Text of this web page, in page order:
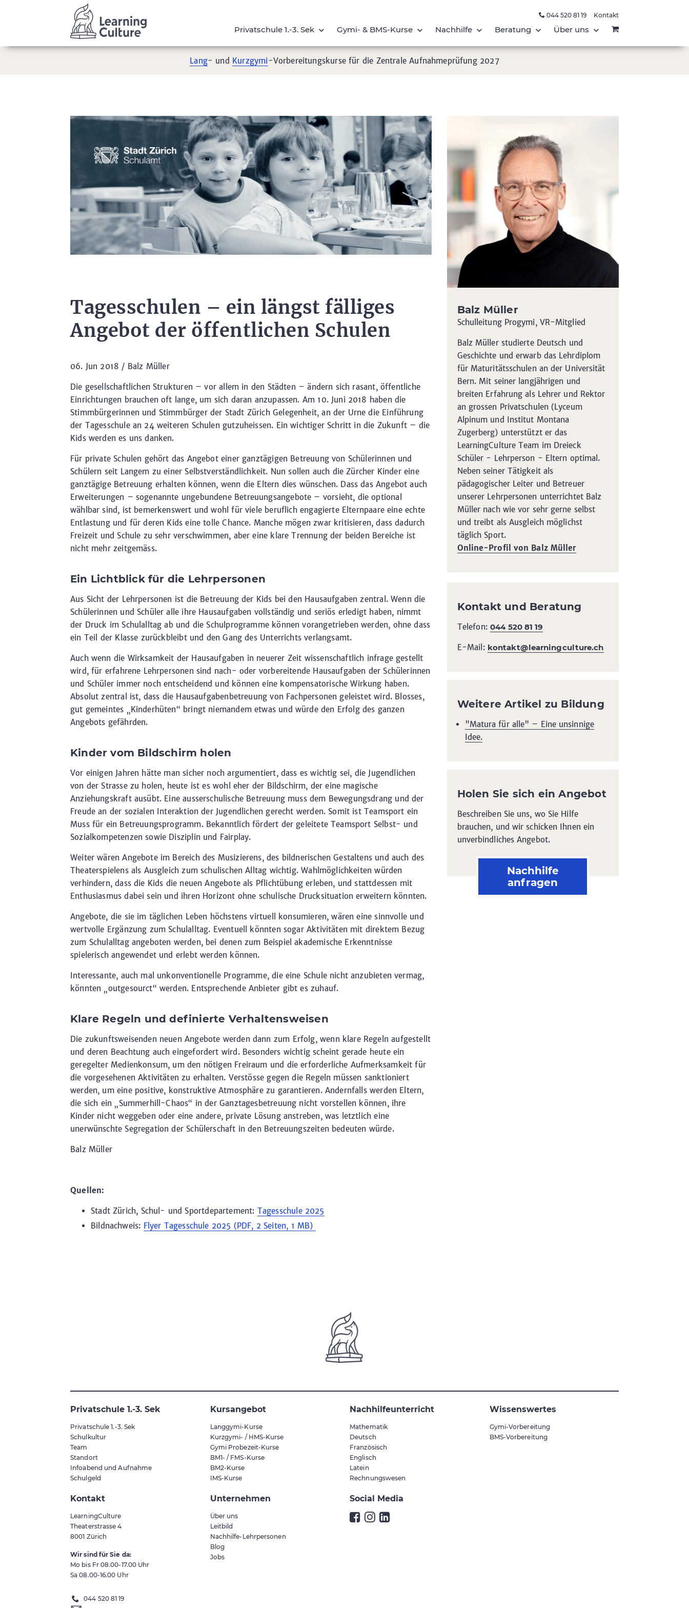
044 520 81 19 Kontakt
Privatschule 1.-3. Sek Gymi- & BMS-Kurse Nachhilfe Beratung Über uns
Lang- und Kurzgymi-Vorbereitungskurse für die Zentrale Aufnahmeprüfung 2027
Tagesschulen – ein längst fälliges
Angebot der öffentlichen Schulen
06. Jun 2018 / Balz Müller
Die gesellschaftlichen Strukturen – vor allem in den Städten – ändern sich rasant, öffentliche
Einrichtungen brauchen oft lange, um sich daran anzupassen. Am 10. Juni 2018 haben die
Stimmbürgerinnen und Stimmbürger der Stadt Zürich Gelegenheit, an der Urne die Einführung
der Tagesschule an 24 weiteren Schulen gutzuheissen. Ein wichtiger Schritt in die Zukunft – die
Kids werden es uns danken.
Für private Schulen gehört das Angebot einer ganztägigen Betreuung von Schülerinnen und
Schülern seit Langem zu einer Selbstverständlichkeit. Nun sollen auch die Zürcher Kinder eine
ganztägige Betreuung erhalten können, wenn die Eltern dies wünschen. Dass das Angebot auch
Erweiterungen – sogenannte ungebundene Betreuungsangebote – vorsieht, die optional
wählbar sind, ist bemerkenswert und wohl für viele beruflich engagierte Elternpaare eine echte
Entlastung und für deren Kids eine tolle Chance. Manche mögen zwar kritisieren, dass dadurch
Freizeit und Schule zu sehr verschwimmen, aber eine klare Trennung der beiden Bereiche ist
nicht mehr zeitgemäss.
Ein Lichtblick für die Lehrpersonen
Aus Sicht der Lehrpersonen ist die Betreuung der Kids bei den Hausaufgaben zentral. Wenn die
Schülerinnen und Schüler alle ihre Hausaufgaben vollständig und seriös erledigt haben, nimmt
der Druck im Schulalltag ab und die Schulprogramme können vorangetrieben werden, ohne dass
ein Teil der Klasse zurückbleibt und den Gang des Unterrichts verlangsamt.
Auch wenn die Wirksamkeit der Hausaufgaben in neuerer Zeit wissenschaftlich infrage gestellt
wird, für erfahrene Lehrpersonen sind nach- oder vorbereitende Hausaufgaben der Schülerinnen
und Schüler immer noch entscheidend und können eine kompensatorische Wirkung haben.
Absolut zentral ist, dass die Hausaufgabenbetreuung von Fachpersonen geleistet wird. Blosses,
gut gemeintes „Kinderhüten“ bringt niemandem etwas und würde den Erfolg des ganzen
Angebots gefährden.
Kinder vom Bildschirm holen
Vor einigen Jahren hätte man sicher noch argumentiert, dass es wichtig sei, die Jugendlichen
von der Strasse zu holen, heute ist es wohl eher der Bildschirm, der eine magische
Anziehungskraft ausübt. Eine ausserschulische Betreuung muss dem Bewegungsdrang und der
Freude an der sozialen Interaktion der Jugendlichen gerecht werden. Somit ist Teamsport ein
Muss für ein Betreuungsprogramm. Bekanntlich fördert der geleitete Teamsport Selbst- und
Sozialkompetenzen sowie Disziplin und Fairplay.
Weiter wären Angebote im Bereich des Musizierens, des bildnerischen Gestaltens und auch des
Theaterspielens als Ausgleich zum schulischen Alltag wichtig. Wahlmöglichkeiten würden
verhindern, dass die Kids die neuen Angebote als Pflichtübung erleben, und stattdessen mit
Enthusiasmus dabei sein und ihren Horizont ohne schulische Drucksituation erweitern könnten.
Angebote, die sie im täglichen Leben höchstens virtuell konsumieren, wären eine sinnvolle und
wertvolle Ergänzung zum Schulalltag. Eventuell könnten sogar Aktivitäten mit direktem Bezug
zum Schulalltag angeboten werden, bei denen zum Beispiel akademische Erkenntnisse
spielerisch angewendet und erlebt werden können.
Interessante, auch mal unkonventionelle Programme, die eine Schule nicht anzubieten vermag,
könnten „outgesourct“ werden. Entsprechende Anbieter gibt es zuhauf.
Klare Regeln und definierte Verhaltensweisen
Die zukunftsweisenden neuen Angebote werden dann zum Erfolg, wenn klare Regeln aufgestellt
und deren Beachtung auch eingefordert wird. Besonders wichtig scheint gerade heute ein
geregelter Medienkonsum, um den nötigen Freiraum und die erforderliche Aufmerksamkeit für
die vorgesehenen Aktivitäten zu erhalten. Verstösse gegen die Regeln müssen sanktioniert
werden, um eine positive, konstruktive Atmosphäre zu garantieren. Andernfalls werden Eltern,
die sich ein „Summerhill-Chaos“ in der Ganztagesbetreuung nicht vorstellen können, ihre
Kinder nicht weggeben oder eine andere, private Lösung anstreben, was letztlich eine
unerwünschte Segregation der Schülerschaft in den Betreuungszeiten bedeuten würde.
Balz Müller
Quellen:
Stadt Zürich, Schul- und Sportdepartement: Tagesschule 2025
Bildnachweis: Flyer Tagesschule 2025 (PDF, 2 Seiten, 1 MB)
Balz Müller
Schulleitung Progymi, VR-Mitglied
Balz Müller studierte Deutsch und
Geschichte und erwarb das Lehrdiplom
für Maturitätsschulen an der Universität
Bern. Mit seiner langjährigen und
breiten Erfahrung als Lehrer und Rektor
an grossen Privatschulen (Lyceum
Alpinum und Institut Montana
Zugerberg) unterstützt er das
LearningCulture Team im Dreieck
Schüler - Lehrperson - Eltern optimal.
Neben seiner Tätigkeit als
pädagogischer Leiter und Betreuer
unserer Lehrpersonen unterrichtet Balz
Müller nach wie vor sehr gerne selbst
und treibt als Ausgleich möglichst
täglich Sport.
Online-Profil von Balz Müller
Kontakt und Beratung
Telefon:044 520 81 19
E-Mail: kontakt@learningculture.ch
Weitere Artikel zu Bildung
"Matura für alle" – Eine unsinnige
Idee.
Holen Sie sich ein Angebot
Beschreiben Sie uns, wo Sie Hilfe
brauchen, und wir schicken Ihnen ein
unverbindliches Angebot.
Nachhilfe
anfragen
Kontakt
LearningCulture
Theaterstrasse 4
8001 Zürich
Wir sind für Sie da:
Mo bis Fr 08.00-17.00 Uhr
Sa 08.00-16.00 Uhr
044 520 81 19
Privatschule 1.-3. Sek
Privatschule 1.-3. Sek
Schulkultur
Team
Standort
Infoabend und Aufnahme
Schulgeld
Kursangebot
Langgymi-Kurse
Kurzgymi- / HMS-Kurse
Gymi Probezeit-Kurse
BM1- / FMS-Kurse
BM2-Kurse
IMS-Kurse
Nachhilfeunterricht
Mathematik
Deutsch
Französisch
Englisch
Latein
Rechnungswesen
Unternehmen
Über uns
Leitbild
Nachhilfe-Lehrpersonen
Blog
Jobs
Wissenswertes
Gymi-Vorbereitung
BMS-Vorbereitung
Social Media